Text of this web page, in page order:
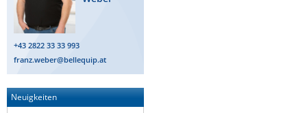
+43 2822 33 33 993
franz.weber@bellequip.at
Neuigkeiten